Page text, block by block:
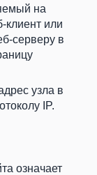
на
клиент или
серверу в
узла в
IP.
означает